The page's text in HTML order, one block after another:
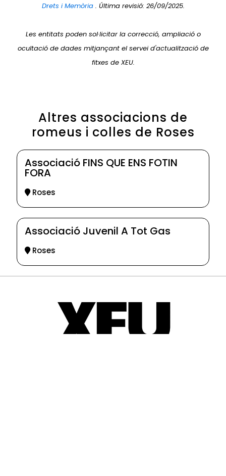
Drets i Memòria . Última revisió: 26/09/2025.
Les entitats poden sol·licitar la correcció, ampliació o
ocultació de dades mitjançant el servei d'actualització de
fitxes de XEU.
Altres associacions de
romeus i colles de Roses
Associació FINS QUE ENS FOTIN
FORA
Roses
Associació Juvenil A Tot Gas
Roses